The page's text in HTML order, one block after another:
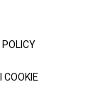
COOKIE